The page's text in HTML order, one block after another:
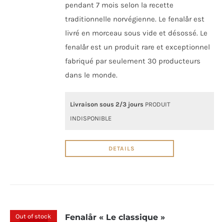
pendant 7 mois selon la recette
traditionnelle norvégienne. Le fenalår est
livré en morceau sous vide et désossé. Le
fenalår est un produit rare et exceptionnel
fabriqué par seulement 30 producteurs
dans le monde.
Livraison sous 2/3 jours PRODUIT
INDISPONIBLE
DETAILS
Out of stock Fenalår « Le classique »